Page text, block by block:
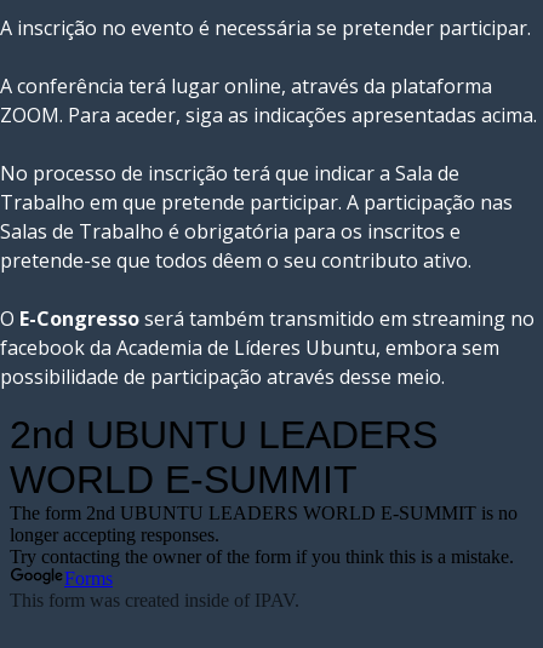
A inscrição no evento é necessária se pretender participar.
A conferência terá lugar online, através da plataforma
ZOOM. Para aceder, siga as indicações apresentadas acima.
No processo de inscrição terá que indicar a Sala de
Trabalho em que pretende participar. A participação nas
Salas de Trabalho é obrigatória para os inscritos e
pretende-se que todos dêem o seu contributo ativo.
O E-Congressoserá também transmitido em streaming no
facebook da Academia de Líderes Ubuntu, embora sem
possibilidade de participação através desse meio.